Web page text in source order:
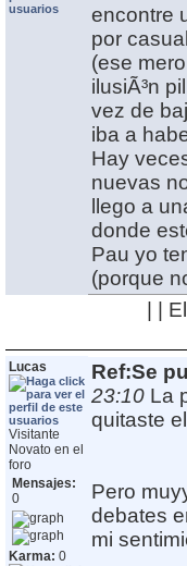
encontre
por
(ese
ilusiÃ³n
vez de
iba a
Hay
nuevas
llego a
donde
Pau yo
(porque
| |
Lucas
Visitante
Novato en el
foro
Mensajes:
0
Karma: 0
Ref:Se
23:10 La
quitaste
Pero
debates
mi